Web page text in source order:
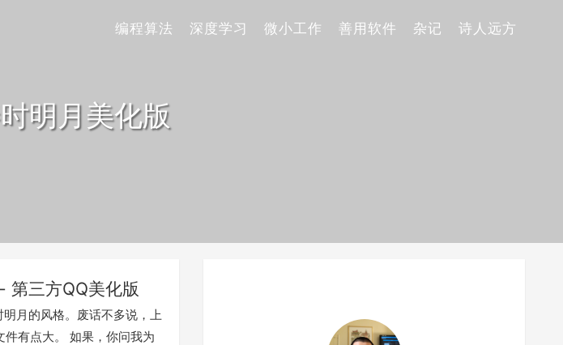
编程算法 深度学习 微小工作 善用软件 杂记 诗人远方
明月美化版
第三方QQ美化版
月的风格。废话不多说，上
件有点大。 如果，你问我为